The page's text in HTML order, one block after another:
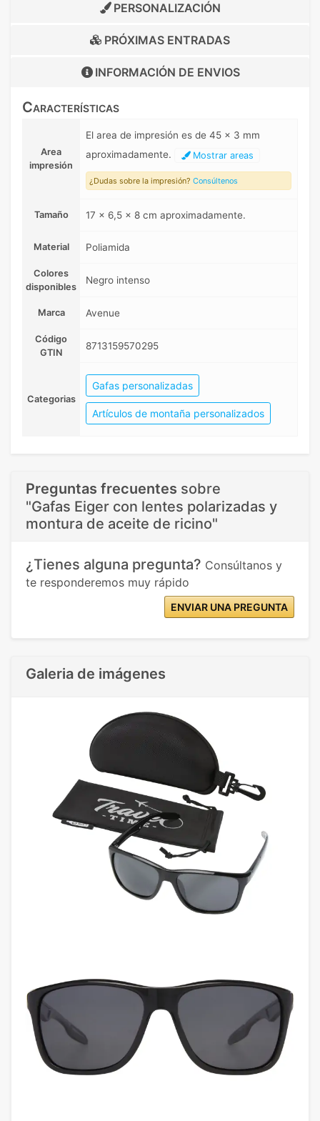
PERSONALIZACIÓN
PRÓXIMAS ENTRADAS
INFORMACIÓN DE ENVIOS
Características
Area
impresión
El area de impresión es de 45 x 3 mm
aproximadamente.
Mostrar areas
¿Dudas sobre la impresión? Consúltenos
Tamaño 17 x 6,5 x 8 cm aproximadamente.
Material Poliamida
Colores
disponibles
Negro intenso
Marca Avenue
Código
GTIN
8713159570295
Categorias
Gafas personalizadas
Artículos de montaña personalizados
Preguntas frecuentes sobre
"Gafas Eiger con lentes polarizadas y
montura de aceite de ricino"
¿Tienes alguna pregunta? Consúltanos y
te responderemos muy rápido
ENVIAR UNA PREGUNTA
Galeria de imágenes